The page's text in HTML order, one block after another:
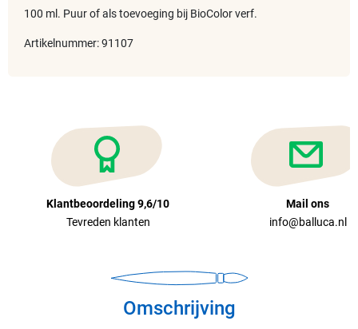
100 ml. Puur of als toevoeging bij BioColor verf.
Artikelnummer: 91107
Klantbeoordeling 9,6/10
Tevreden klanten
Mail ons
info@balluca.nl
Omschrijving